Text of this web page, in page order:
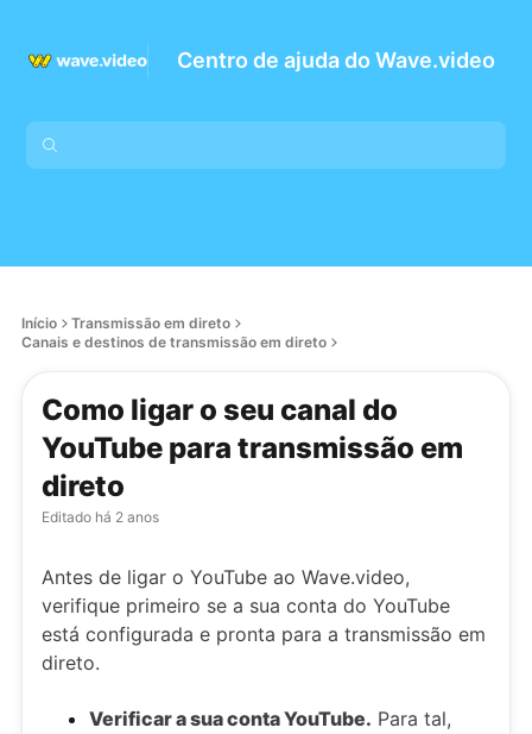
Centro de ajuda do Wave.video
Início
Transmissão em direto
Canais e destinos de transmissão em direto
Como ligar o seu canal do
YouTube para transmissão em
direto
Editado há 2 anos
Antes de ligar o YouTube ao Wave.video,
verifique primeiro se a sua conta do YouTube
está configurada e pronta para a transmissão em
direto.
Verificar a sua conta YouTube. Para tal,